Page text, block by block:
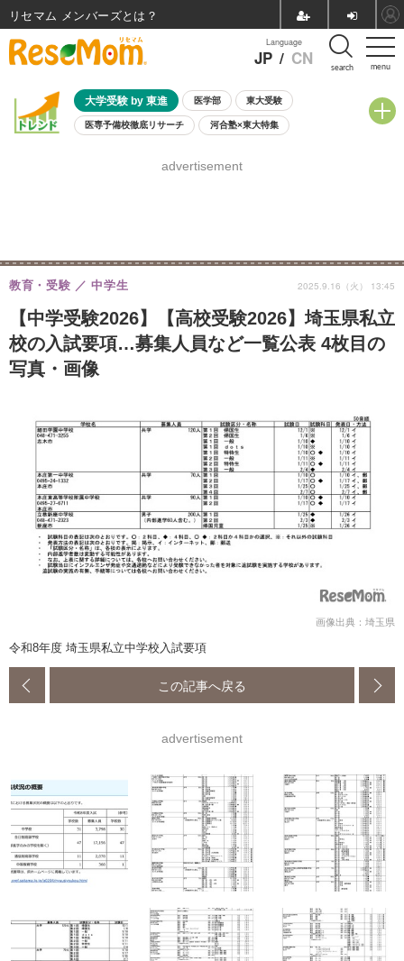
menu
Language
JP / CN search
大学受験 by 東進 医学部 東大受験
医専予備校徹底リサーチ 河合塾×東大特集
8月開催学校説明会・相談会
advertisement
【中学受験2026】【高校受験2026】埼玉県私立
校の入試要項…募集人員など一覧公表 4枚目の
写真・画像
教育・受験 中学生 2025.9.16（火） 13:45
画像出典：埼玉県
令和8年度 埼玉県私立中学校入試要項
この記事へ戻る
advertisement
リセマム メンバーズ